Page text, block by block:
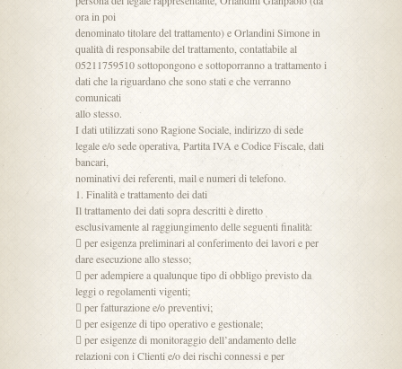
ora in poi
denominato titolare del trattamento) e Orlandini Simone in
qualità di responsabile del trattamento, contattabile al
05211759510 sottopongono e sottoporranno a trattamento i
dati che la riguardano che sono stati e che verranno
comunicati
allo stesso.
I dati utilizzati sono Ragione Sociale, indirizzo di sede
legale e/o sede operativa, Partita IVA e Codice Fiscale, dati
bancari,
nominativi dei referenti, mail e numeri di telefono.
1. Finalità e trattamento dei dati
Il trattamento dei dati sopra descritti è diretto
esclusivamente al raggiungimento delle seguenti finalità:
 per esigenza preliminari al conferimento dei lavori e per
dare esecuzione allo stesso;
 per adempiere a qualunque tipo di obbligo previsto da
leggi o regolamenti vigenti;
 per fatturazione e/o preventivi;
 per esigenze di tipo operativo e gestionale;
 per esigenze di monitoraggio dell’andamento delle
relazioni con i Clienti e/o dei rischi connessi e per